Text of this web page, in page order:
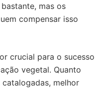
mas os
compensar isso
crucial para o sucesso
vegetal. Quanto
melhor